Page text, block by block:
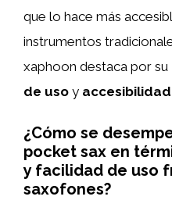
que lo hace más
instrumentos
xaphoon destaca por su
de uso y
¿Cómo se
pocket sax en
y facilidad de uso
saxofones?